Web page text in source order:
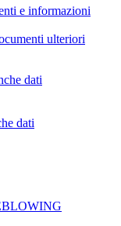
e informazioni
ulteriori
dati
dati